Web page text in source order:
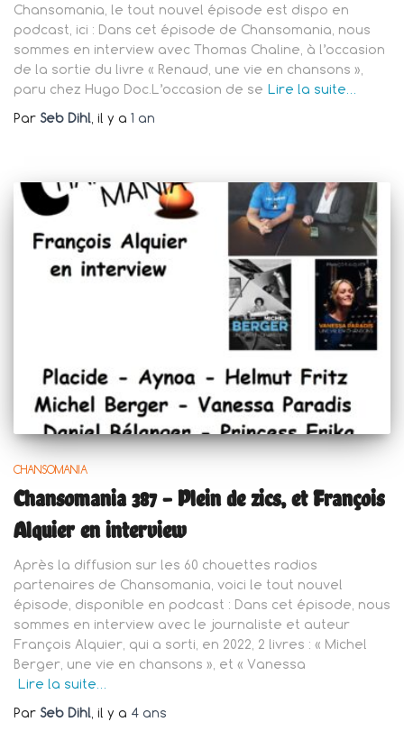
Chansomania, le tout nouvel épisode est dispo en
podcast, ici : Dans cet épisode de Chansomania, nous
sommes en interview avec Thomas Chaline, à l’occasion
de la sortie du livre « Renaud, une vie en chansons »,
paru chez Hugo Doc.L’occasion de se Lire la suite…
Par Seb Dihl, il y a 1 an
CHANSOMANIA
Chansomania 387 – Plein de zics, et François
Alquier en interview
Après la diffusion sur les 60 chouettes radios
partenaires de Chansomania, voici le tout nouvel
épisode, disponible en podcast : Dans cet épisode, nous
sommes en interview avec le journaliste et auteur
François Alquier, qui a sorti, en 2022, 2 livres : « Michel
Berger, une vie en chansons », et « Vanessa
Lire la suite…
Par Seb Dihl, il y a 4 ans